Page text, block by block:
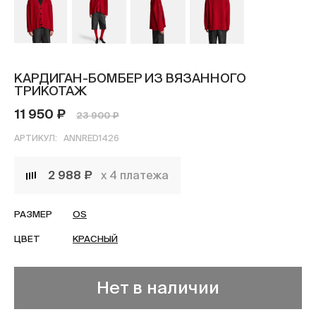
КАРДИГАН-БОМБЕР ИЗ ВЯЗАННОГО
ТРИКОТАЖ
11 950 ₽
23 900 ₽
АРТИКУЛ: ANNRED1426
2 988 ₽ х 4 платежа
РАЗМЕР OS
ЦВЕТ КРАСНЫЙ
Нет в наличии